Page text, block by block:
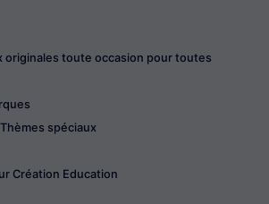
originales toute occasion pour toutes
spéciaux
Création Education